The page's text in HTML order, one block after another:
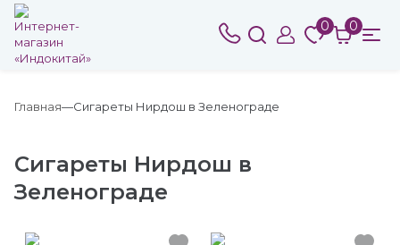
0 0
Главная Сигареты Нирдош в Зеленограде
Сигареты Нирдош в
Зеленограде